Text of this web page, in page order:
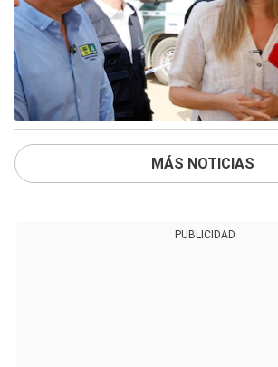
MÁS NOTICIAS
PUBLICIDAD